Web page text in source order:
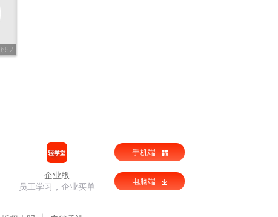
692
企业版
员工学习，企业买单
手机端
电脑端